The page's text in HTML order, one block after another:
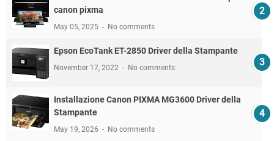
canon pixma
May 05, 2025 No comments
Epson EcoTank ET-2850 Driver della Stampante
November 17, 2022 No comments
Installazione Canon PIXMA MG3600 Driver della
Stampante
May 19, 2026 No comments